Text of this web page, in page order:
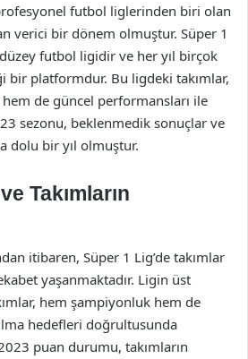
futbol liglerinden biri olan
verici bir dönem olmuştur. Süper 1
futbol ligidir ve her yıl birçok
bir platformdur. Bu ligdeki takımlar,
hem de güncel performansları ile
sezonu, beklenmedik sonuçlar ve
dolu bir yıl olmuştur.
Takımların
itibaren, Süper 1 Lig’de takımlar
yaşanmaktadır. Ligin üst
hem şampiyonluk hem de
hedefleri doğrultusunda
puan durumu, takımların